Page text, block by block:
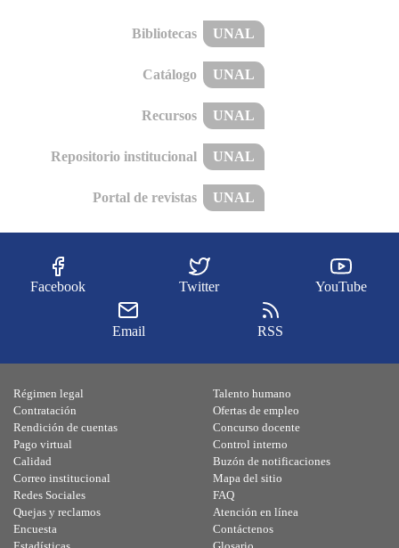
Bibliotecas UNAL
Catálogo UNAL
Recursos UNAL
Repositorio institucional UNAL
Portal de revistas UNAL
Facebook Twitter YouTube
Email RSS
Régimen legal
Contratación
Rendición de cuentas
Pago virtual
Calidad
Talento humano
Ofertas de empleo
Concurso docente
Control interno
Buzón de notificaciones
Correo institucional
Redes Sociales
Quejas y reclamos
Encuesta
Mapa del sitio
FAQ
Atención en línea
Contáctenos